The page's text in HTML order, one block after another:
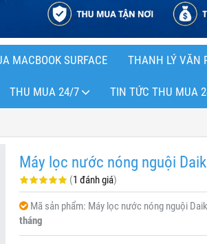
MACBOOK SURFACE THANH LÝ VĂN
THU MUA 24/7 TIN TỨC THU MUA
Máy lọc nước nóng nguội
(1 đánh giá)
Mã sản phẩm: Máy lọc nước nóng nguội
tháng